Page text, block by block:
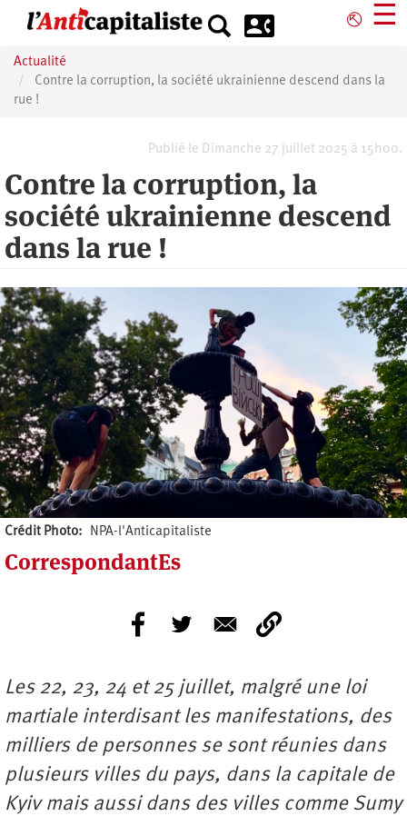
principal
⎋ ☰
Actualité
Contre la corruption, la société ukrainienne descend dans la
rue !
Publié le Dimanche 27 juillet 2025 à 15h00.
Contre la corruption, la
société ukrainienne descend
dans la rue !
Crédit Photo NPA-l'Anticapitaliste
CorrespondantEs
Les 22, 23, 24 et 25 juillet, malgré une loi
martiale interdisant les manifestations, des
milliers de personnes se sont réunies dans
plusieurs villes du pays, dans la capitale de
Kyiv mais aussi dans des villes comme Sumy